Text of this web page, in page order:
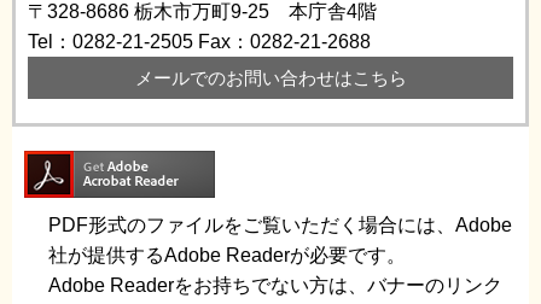
〒328-8686 栃木市万町9-25 本庁舎4階
Tel：0282-21-2505 Fax：0282-21-2688
メールでのお問い合わせはこちら
PDF形式のファイルをご覧いただく場合には、Adobe
社が提供するAdobe Readerが必要です。
Adobe Readerをお持ちでない方は、バナーのリンク